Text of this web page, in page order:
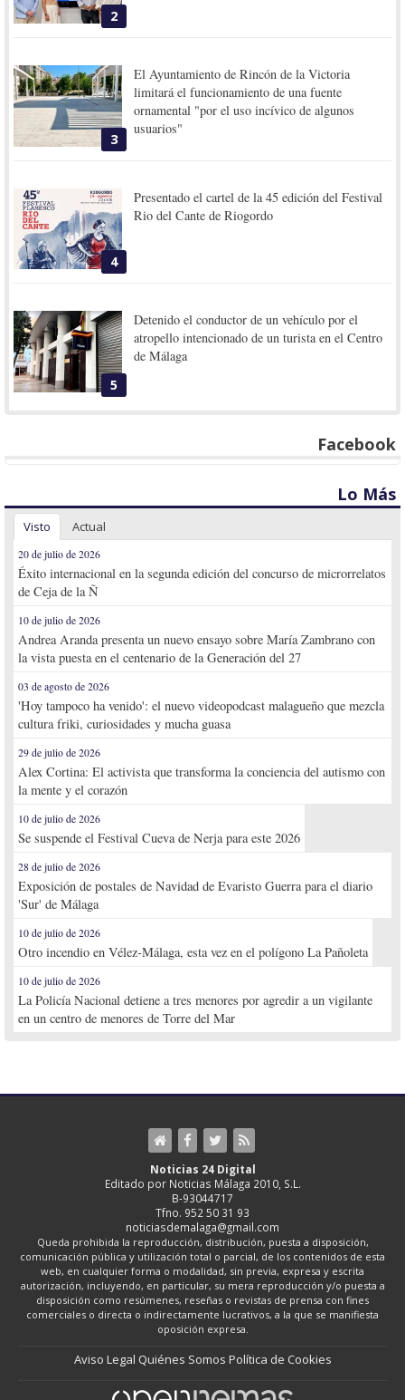
2
3
El Ayuntamiento de Rincón de la Victoria
limitará el funcionamiento de una fuente
ornamental "por el uso incívico de algunos
usuarios"
4
Presentado el cartel de la 45 edición del Festival
Rio del Cante de Riogordo
5
Detenido el conductor de un vehículo por el
atropello intencionado de un turista en el Centro
de Málaga
Facebook
Lo Más
Visto Actual
20 de julio de 2026
Éxito internacional en la segunda edición del concurso de microrrelatos
de Ceja de la Ñ
10 de julio de 2026
Andrea Aranda presenta un nuevo ensayo sobre María Zambrano con
la vista puesta en el centenario de la Generación del 27
03 de agosto de 2026
'Hoy tampoco ha venido': el nuevo videopodcast malagueño que mezcla
cultura friki, curiosidades y mucha guasa
29 de julio de 2026
Alex Cortina: El activista que transforma la conciencia del autismo con
la mente y el corazón
10 de julio de 2026
Se suspende el Festival Cueva de Nerja para este 2026
28 de julio de 2026
Exposición de postales de Navidad de Evaristo Guerra para el diario
'Sur' de Málaga
10 de julio de 2026
Otro incendio en Vélez-Málaga, esta vez en el polígono La Pañoleta
10 de julio de 2026
La Policía Nacional detiene a tres menores por agredir a un vigilante
en un centro de menores de Torre del Mar
Noticias 24 Digital
Editado por Noticias Málaga 2010, S.L.
B-93044717
Tfno. 952 50 31 93
noticiasdemalaga@gmail.com
Queda prohibida la reproducción, distribución, puesta a disposición,
comunicación pública y utilización total o parcial, de los contenidos de esta
web, en cualquier forma o modalidad, sin previa, expresa y escrita
autorización, incluyendo, en particular, su mera reproducción y/o puesta a
disposición como resúmenes, reseñas o revistas de prensa con fines
comerciales o directa o indirectamente lucrativos, a la que se manifiesta
oposición expresa.
Aviso Legal Quiénes Somos Política de Cookies